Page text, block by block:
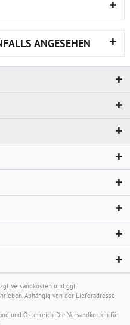
ANGESEHEN
Versandkosten und ggf.
Abhängig von der Lieferadresse
und Österreich. Die Versandkosten für